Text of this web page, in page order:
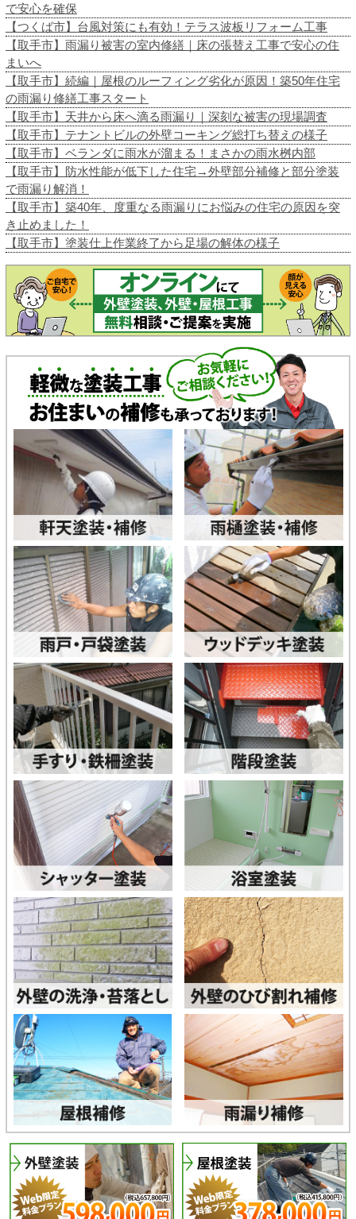
で安心を確保
【つくば市】台風対策にも有効！テラス波板リフォーム工事
【取手市】雨漏り被害の室内修繕｜床の張替え工事で安心の住
まいへ
【取手市】続編｜屋根のルーフィング劣化が原因！築50年住宅
の雨漏り修繕工事スタート
【取手市】天井から床へ滴る雨漏り｜深刻な被害の現場調査
【取手市】テナントビルの外壁コーキング総打ち替えの様子
【取手市】ベランダに雨水が溜まる！まさかの雨水桝内部
【取手市】防水性能が低下した住宅→外壁部分補修と部分塗装
で雨漏り解消！
【取手市】築40年、度重なる雨漏りにお悩みの住宅の原因を突
き止めました！
【取手市】塗装仕上作業終了から足場の解体の様子